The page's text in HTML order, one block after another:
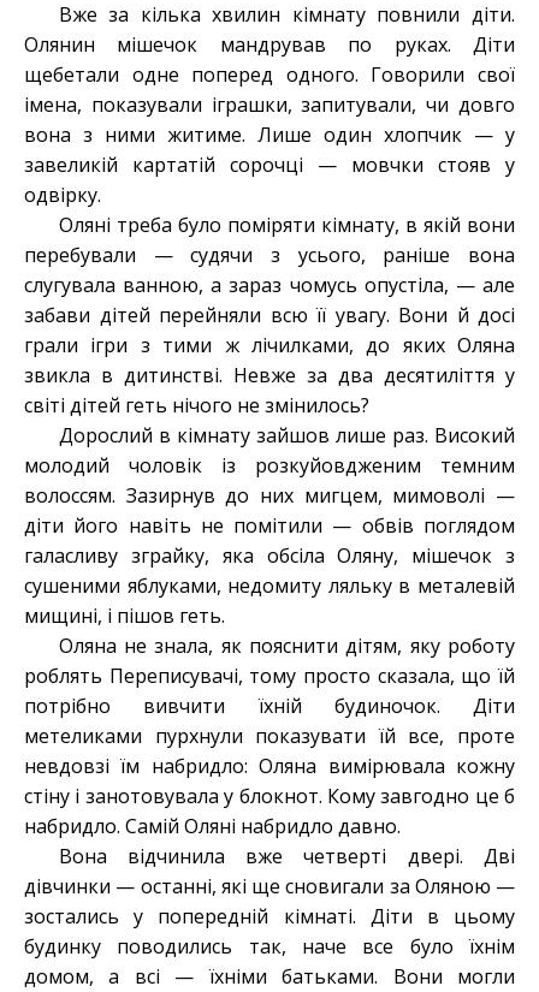
Вже за кілька хвилин кімнату повнили діти.
Олянин мішечок мандрував по руках. Діти
щебетали одне поперед одного. Говорили свої
імена, показували іграшки, запитували, чи довго
вона з ними житиме. Лише один хлопчик — у
завеликій картатій сорочці — мовчки стояв у
одвірку.
Оляні треба було поміряти кімнату, в якій вони
перебували — судячи з усього, раніше вона
слугувала ванною, а зараз чомусь опустіла, — але
забави дітей перейняли всю її увагу. Вони й досі
грали ігри з тими ж лічилками, до яких Оляна
звикла в дитинстві. Невже за два десятиліття у
світі дітей геть нічого не змінилось?
Дорослий в кімнату зайшов лише раз. Високий
молодий чоловік із розкуйовдженим темним
волоссям. Зазирнув до них мигцем, мимоволі —
діти його навіть не помітили — обвів поглядом
галасливу зграйку, яка обсіла Оляну, мішечок з
сушеними яблуками, недомиту ляльку в металевій
мищині, і пішов геть.
Оляна не знала, як пояснити дітям, яку роботу
роблять Переписувачі, тому просто сказала, що їй
потрібно вивчити їхній будиночок. Діти
метеликами пурхнули показувати їй все, проте
невдовзі їм набридло: Оляна вимірювала кожну
стіну і занотовувала у блокнот. Кому завгодно це б
набридло. Самій Оляні набридло давно.
Вона відчинила вже четверті двері. Дві
дівчинки — останні, які ще сновигали за Оляною —
зостались у попередній кімнаті. Діти в цьому
будинку поводились так, наче все було їхнім
домом, а всі — їхніми батьками. Вони могли